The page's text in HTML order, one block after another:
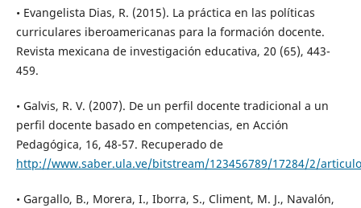
• Evangelista Dias, R. (2015). La práctica en las políticas
curriculares iberoamericanas para la formación docente.
Revista mexicana de investigación educativa, 20 (65), 443-
459.
• Galvis, R. V. (2007). De un perfil docente tradicional a un
perfil docente basado en competencias, en Acción
Pedagógica, 16, 48-57. Recuperado de
http://www.saber.ula.ve/bitstream/123456789/17284/2/
• Gargallo, B., Morera, I., Iborra, S., Climent, M. J., Navalón,